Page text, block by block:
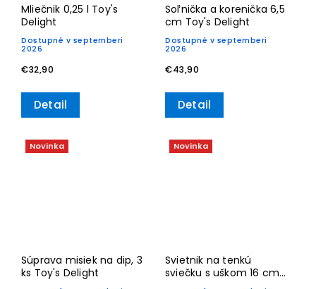
Mliečnik 0,25 l Toy's
Delight
Dostupné v septemberi
2026
€32,90
Detail
Soľnička a korenička 6,5
cm Toy's Delight
Dostupné v septemberi
2026
€43,90
Detail
Novinka
Súprava misiek na dip, 3
ks Toy's Delight
Novinka
Svietnik na tenkú
sviečku s uškom 16 cm
Toy’s Delight